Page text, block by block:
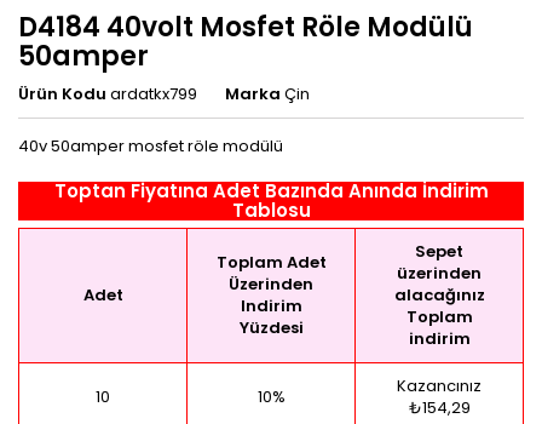
D4184 40volt Mosfet Röle Modülü
50amper
Ürün Kodu ardatkx799 Marka Çin
40v 50amper mosfet röle modülü
Toptan Fiyatına Adet Bazında Anında İndirim
Tablosu
Adet
Toplam Adet
Üzerinden
Indirim
Yüzdesi
Sepet
üzerinden
alacağınız
Toplam
indirim
10 10%
Kazancınız
₺154,29